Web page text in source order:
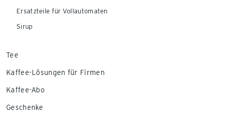
Ersatzteile für Vollautomaten
Sirup
Tee
Kaffee-Lösungen für Firmen
Kaffee-Abo
Geschenke